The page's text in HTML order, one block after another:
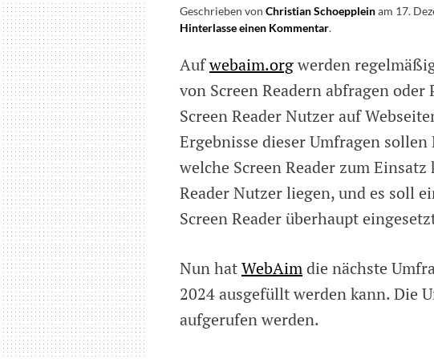
Geschrieben von Christian Schoeppleinam 17.
Hinterlasse einen Kommentaron
zur
Nutzung
von
Screen
.
Aufwebaim.orgwerden
von Screen Readern abfragen
Screen Reader Nutzer auf
Ergebnisse dieser Umfragen
welche Screen Reader zum
Reader Nutzer liegen, und es soll
Screen Reader überhaupt
Nun hatWebAimdie nächste
2024 ausgefüllt werden kann. Die
aufgerufen werden.